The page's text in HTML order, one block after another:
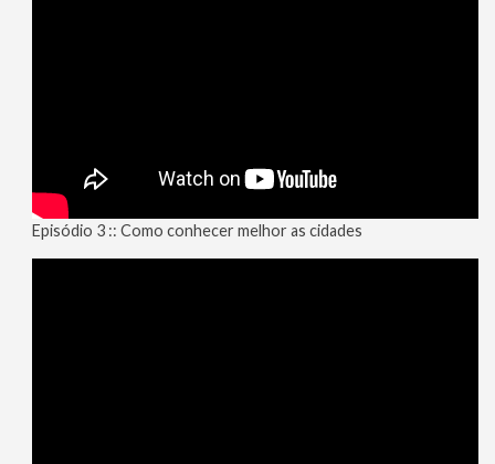
Episódio 3 :: Como conhecer melhor as cidades